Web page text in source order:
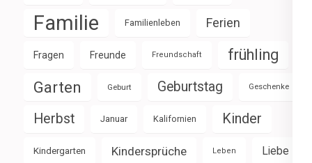
Familie Familienleben Ferien
Fragen Freunde Freundschaft frühling
Garten Geburt Geburtstag Geschenke
Herbst Januar Kalifornien Kinder
Kindergarten Kindersprüche Leben Liebe